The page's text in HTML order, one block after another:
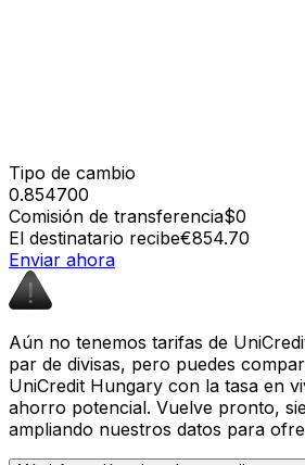
Tipo de cambio
0.854700
Comisión de transferencia$0
El destinatario recibe€854.70
Enviar ahora
Aún no tenemos tarifas de
par de divisas, pero puedes
UniCredit Hungary con la tasa en
ahorro potencial. Vuelve pronto,
ampliando nuestros datos para